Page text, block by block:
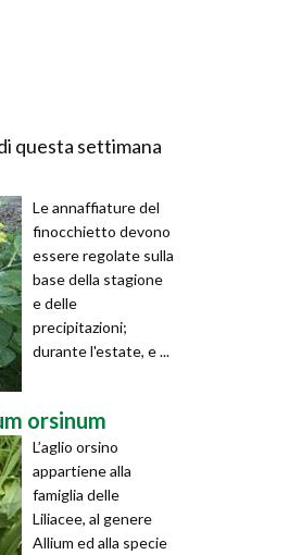
questa settimana
Le annaffiature del
finocchietto devono
essere regolate sulla
base della stagione
e delle
precipitazioni;
durante l'estate, e ...
orsinum
L’aglio orsino
appartiene alla
famiglia delle
Liliacee, al genere
Allium ed alla specie